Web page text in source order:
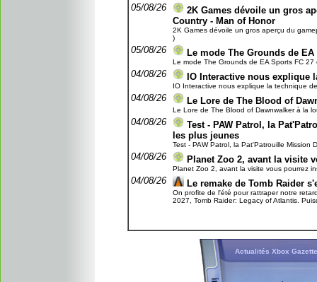
05/08/26
2K Games dévoile un gros
Country - Man of Honor
2K Games dévoile un gros aperçu du
)
05/08/26 Le mode The Grounds de
Le mode The Grounds de EA Sports FC
04/08/26 IO Interactive nous explique
IO Interactive nous explique la technique
04/08/26 Le Lore de The Blood of
Le Lore de The Blood of Dawnwalker à la
04/08/26
Test - PAW Patrol, la
les plus jeunes
Test - PAW Patrol, la Pat'Patrouille
04/08/26 Planet Zoo 2, avant la visite
Planet Zoo 2, avant la visite vous pourrez
04/08/26 Le remake de Tomb Raider
On profite de l'été pour rattraper notre
2027, Tomb Raider: Legacy of Atlantis.
Actualités Xbox Gazette